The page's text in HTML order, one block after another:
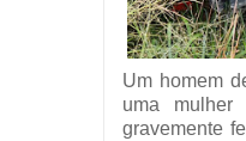
Um homem
uma
gravemente